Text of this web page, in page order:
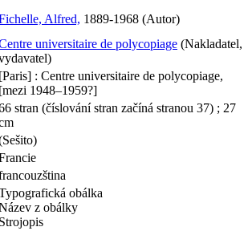
Alfred, 1889-1968 (Autor)
universitaire de polycopiage (Nakladatel,
[Paris] : Centre universitaire de polycopiage,
[mezi 1948–1959?]
stran (číslování stran začíná stranou 37) ; 27
obálka
z obálky
Strojopis